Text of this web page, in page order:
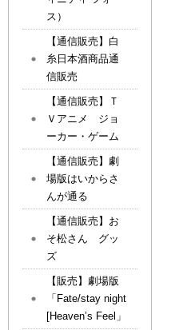
ス）
【通信販売】白
糸日本酒商品通
信販売
【通信販売】Ｔ
Ｖアニメ ジョ
ーカー・ゲーム
【通信販売】劇
場版はいからさ
んが通る
【通信販売】お
そ松さん グッ
ズ
【販売】劇場版
「Fate/stay night
[Heaven’s Feel」